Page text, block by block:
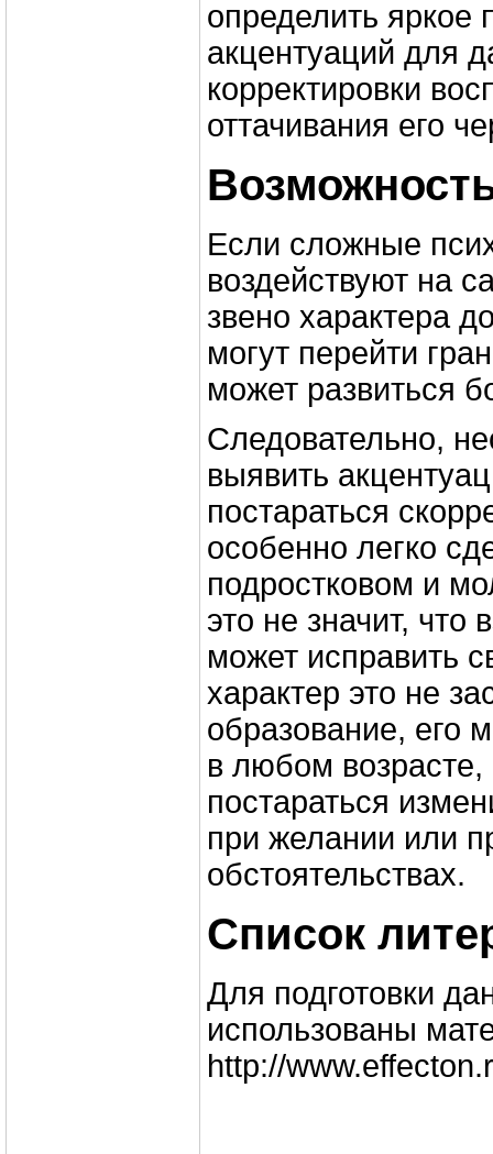
определить яркое
акцентуаций для
корректировки
оттачивания его
Если сложные
воздействуют на
звено характера
могут перейти
может развиться
Следовательно,
выявить
постараться
особенно легко
подростковом и
это не значит, что
может исправить
характер это не
образование, его
в любом
постараться
при желании или
обстоятельствах.
Список
Для подготовки
использованы
http://